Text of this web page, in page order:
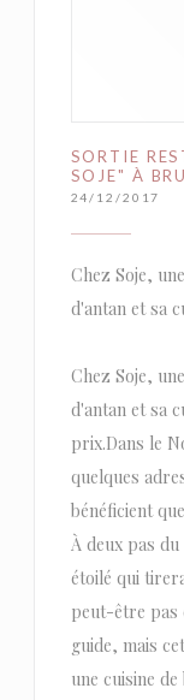
SORTIE
SOJE" À
24/12/2017
Chez Soje,
d'antan et sa
Chez Soje,
d'antan et sa
prix.Dans le
quelques
bénéficient
À deux pas
étoilé qui
peut-être pas
guide, mais
une cuisine